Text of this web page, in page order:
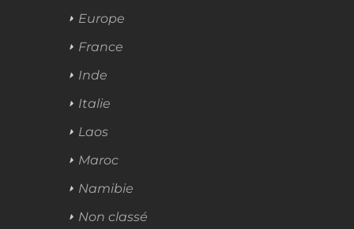
Europe
France
Inde
Italie
Laos
Maroc
Namibie
Non classé